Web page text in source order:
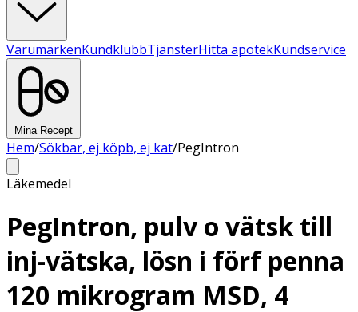
VarumärkenKundklubbTjänsterHitta apotekKundservice
Mina Recept
Hem/Sökbar, ej köpb, ej kat/PegIntron
Läkemedel
PegIntron, pulv o vätsk till
inj-vätska, lösn i förf penna
120 mikrogram MSD, 4